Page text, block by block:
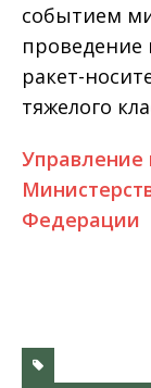
событием
проведение
ракет-
тяжелого
Федерации